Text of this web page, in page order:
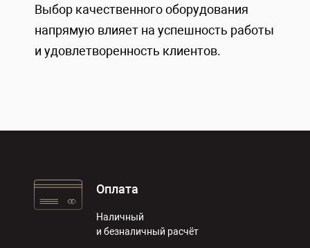
Выбор качественного оборудования
напрямую влияет на успешность работы
и удовлетворенность клиентов.
Оплата
Наличный
и безналичный расчёт